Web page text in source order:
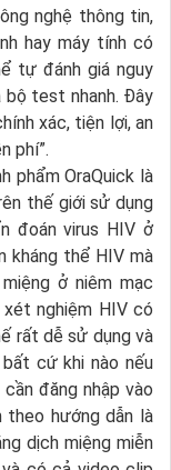
nghệ thông tin,
hay máy tính có
tự đánh giá nguy
bộ test nhanh. Đây
xác, tiện lợi, an
phí”.
OraQuick là
thế giới sử dụng
đoán virus HIV ở
kháng thể HIV mà
ở niêm mạc
nghiệm HIV có
rất dễ sử dụng và
cứ khi nào nếu
đăng nhập vào
hướng dẫn là
dịch miệng miễn